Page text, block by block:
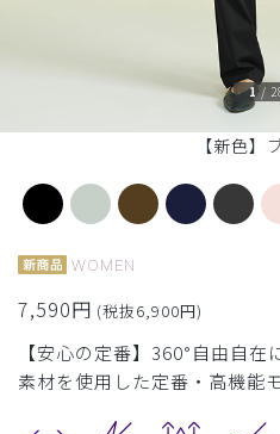
【新色】
1/
WOMEN
7,590円 (税抜6,900円)
【安心の定番】360°自由自
素材を使用した定番・高機能